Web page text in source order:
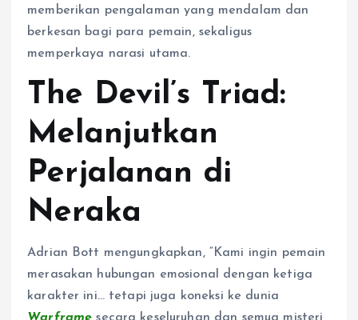
memberikan pengalaman yang mendalam dan
berkesan bagi para pemain, sekaligus
memperkaya narasi utama.
The Devil’s Triad:
Melanjutkan
Perjalanan di
Neraka
Adrian Bott mengungkapkan, “Kami ingin pemain
merasakan hubungan emosional dengan ketiga
karakter ini… tetapi juga koneksi ke dunia